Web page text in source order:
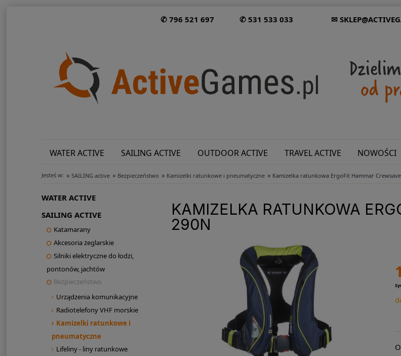
✆ 796 521 697 ✆ 531 533 033 ✉
WATER ACTIVE SAILING ACTIVE OUTDOOR ACTIVE TRAVEL ACTIVE NOWOŚCI
SHOWROOM: ODWIEDŹ NAS NA
Jesteś w: » SAILING active » Bezpieczeństwo » Kamizelki ratunkowe i pneumatyczne » Kamizelka ratunkowa ErgoFit Hammar
WATER ACTIVE
SAILING ACTIVE
Katamarany
Akcesoria żeglarskie
Silniki elektryczne do łodzi,
pontonów, jachtów
Bezpieczeństwo
Urządzenia komunikacyjne
Radiotelefony VHF morskie
Kamizelki ratunkowe i
pneumatyczne
Lifeliny - liny ratunkowe
KAMIZELKA RATUNKOWA
290N